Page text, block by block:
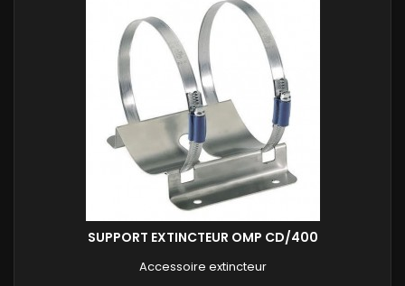
SUPPORT EXTINCTEUR OMP CD/400
Accessoire extincteur